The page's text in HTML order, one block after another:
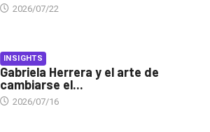
2026/07/22
INSIGHTS
Gabriela Herrera y el arte de
cambiarse el...
2026/07/16